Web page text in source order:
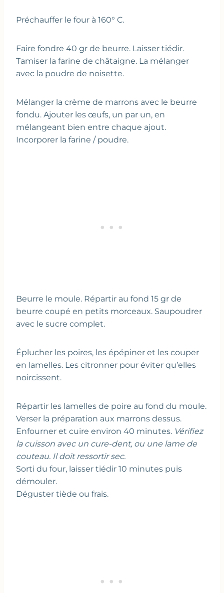
Préchauffer le four à 160° C.
Faire fondre 40 gr de beurre. Laisser tiédir.
Tamiser la farine de châtaigne. La mélanger
avec la poudre de noisette.
Mélanger la crème de marrons avec le beurre
fondu. Ajouter les œufs, un par un, en
mélangeant bien entre chaque ajout.
Incorporer la farine / poudre.
Beurre le moule. Répartir au fond 15 gr de
beurre coupé en petits morceaux. Saupoudrer
avec le sucre complet.
Éplucher les poires, les épépiner et les couper
en lamelles. Les citronner pour éviter qu’elles
noircissent.
Répartir les lamelles de poire au fond du moule.
Verser la préparation aux marrons dessus.
Enfourner et cuire environ 40 minutes. Vérifiez
la cuisson avec un cure-dent, ou une lame de
couteau. Il doit ressortir sec.
Sorti du four, laisser tiédir 10 minutes puis
démouler.
Déguster tiède ou frais.